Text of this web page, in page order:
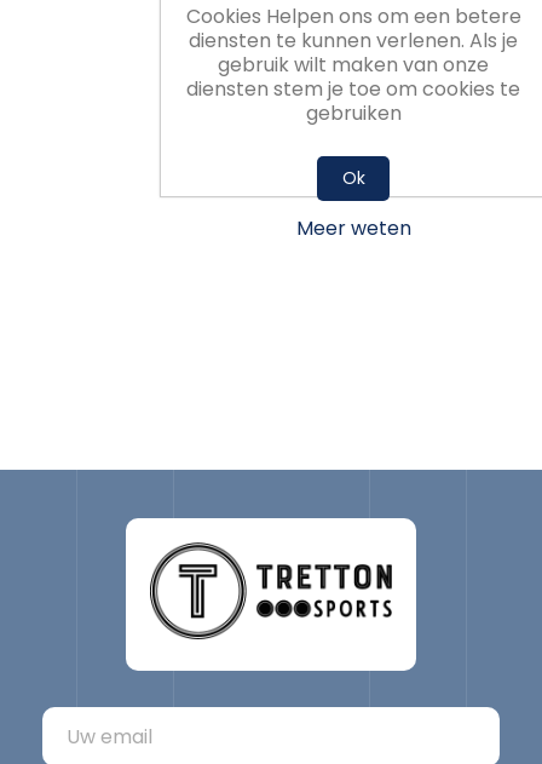
Cookies Helpen ons om een betere
diensten te kunnen verlenen. Als je
gebruik wilt maken van onze
diensten stem je toe om cookies te
gebruiken
Ok
Meer weten